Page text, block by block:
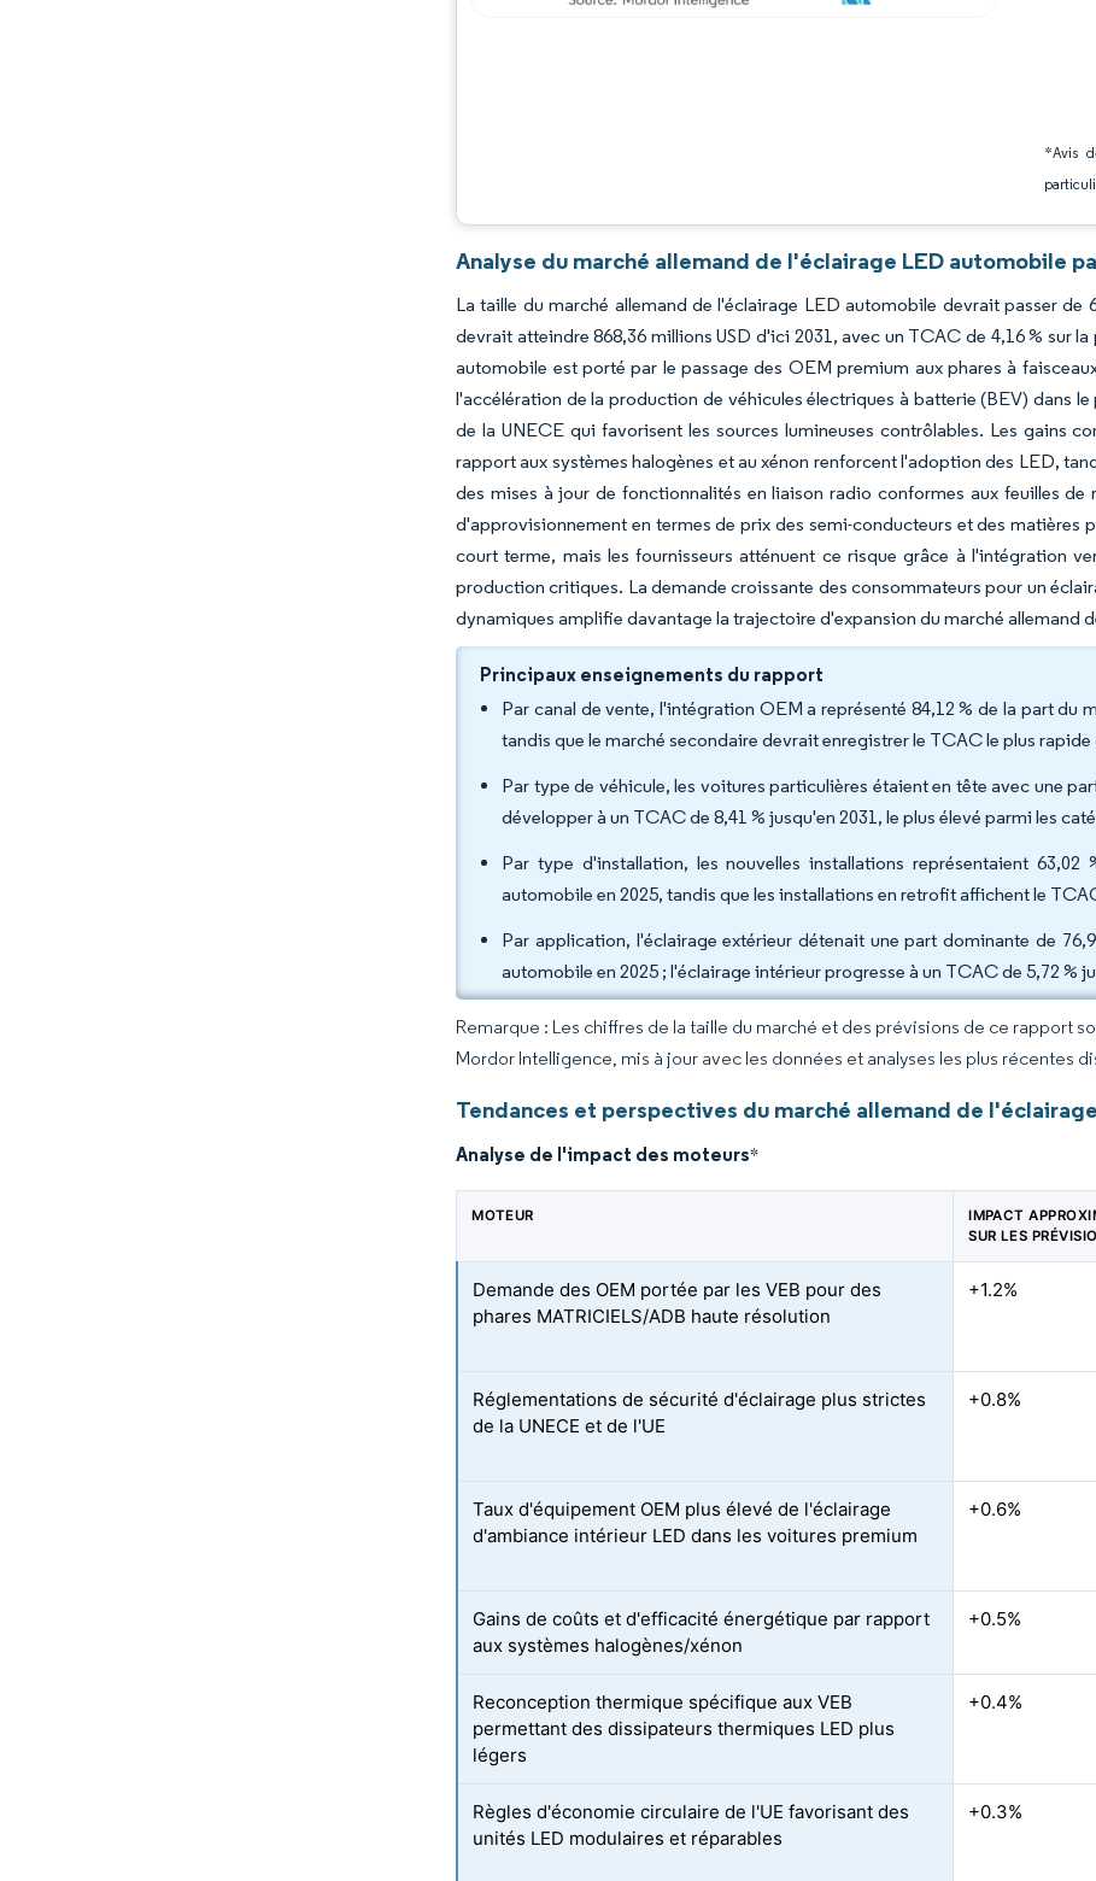
*Avis
Analyse du marché allemand de l'éclairage LED automobile
La taille du marché allemand de l'éclairage LED automobile devrait passer de
devrait atteindre 868,36 millions USD d'ici 2031, avec un TCAC de 4,16 % sur
automobile est porté par le passage des OEM premium aux phares à
l'accélération de la production de véhicules électriques à batterie (BEV) dans
de la UNECE qui favorisent les sources lumineuses contrôlables. Les gains
rapport aux systèmes halogènes et au xénon renforcent l'adoption des LED,
des mises à jour de fonctionnalités en liaison radio conformes aux feuilles
d'approvisionnement en termes de prix des semi-conducteurs et des matières
court terme, mais les fournisseurs atténuent ce risque grâce à l'intégration
production critiques. La demande croissante des consommateurs pour un
dynamiques amplifie davantage la trajectoire d'expansion du marché allemand
Principaux enseignements du rapport
Par canal de vente, l'intégration OEM a représenté 84,12 % de la part du
tandis que le marché secondaire devrait enregistrer le TCAC le plus rapide
Par type de véhicule, les voitures particulières étaient en tête avec une
développer à un TCAC de 8,41 % jusqu'en 2031, le plus élevé parmi les
Par type d'installation, les nouvelles installations représentaient
automobile en 2025, tandis que les installations en retrofit affichent le
Par application, l'éclairage extérieur détenait une part dominante de
automobile en 2025 ; l'éclairage intérieur progresse à un TCAC de 5,72 %
Remarque : Les chiffres de la taille du marché et des prévisions de ce rapport
Mordor Intelligence, mis à jour avec les données et analyses les plus récentes
Tendances et perspectives du marché allemand de
Analyse de l'impact des moteurs*
MOTEUR
IMPACT
SUR LES
Demande des OEM portée par les VEB pour des
phares MATRICIELS/ADB haute résolution
+1.2%
Réglementations de sécurité d'éclairage plus strictes
de la UNECE et de l'UE
+0.8%
Taux d'équipement OEM plus élevé de l'éclairage
d'ambiance intérieur LED dans les voitures premium
+0.6%
Gains de coûts et d'efficacité énergétique par rapport
aux systèmes halogènes/xénon
+0.5%
Reconception thermique spécifique aux VEB
permettant des dissipateurs thermiques LED plus
légers
+0.4%
Règles d'économie circulaire de l'UE favorisant des
unités LED modulaires et réparables
+0.3%